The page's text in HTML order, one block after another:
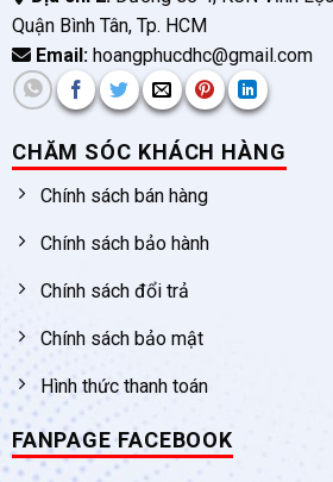
Quận Bình Tân, Tp. HCM
Email:hoangphucdhc@gmail.com
CHĂM SÓC KHÁCH HÀNG
Chính sách bán hàng
Chính sách bảo hành
Chính sách đổi trả
Chính sách bảo mật
Hình thức thanh toán
FANPAGE FACEBOOK